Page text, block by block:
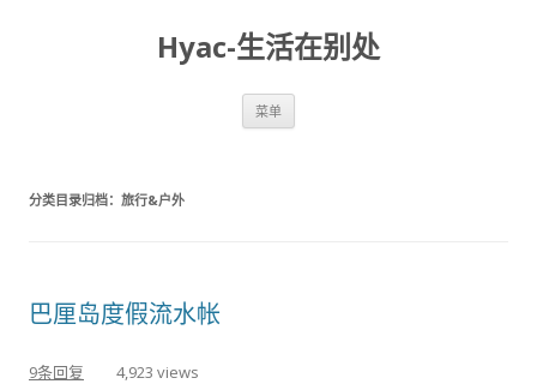
Hyac-生活在别处
菜单
分类目录归档： 旅行&户外
巴厘岛度假流水帐
9条回复 4,923 views